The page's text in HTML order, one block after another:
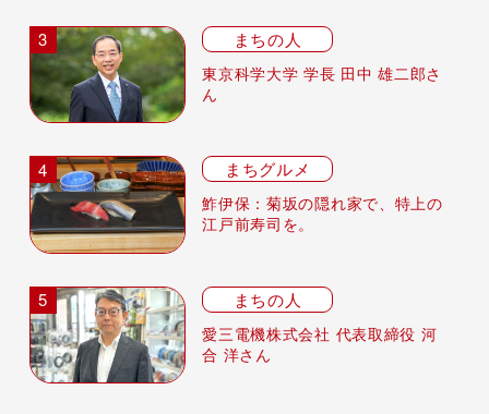
まちの人
東京科学大学 学長 田中 雄二郎さ
ん
まちグルメ
鮓伊保：菊坂の隠れ家で、特上の
江戸前寿司を。
まちの人
愛三電機株式会社 代表取締役 河
合 洋さん